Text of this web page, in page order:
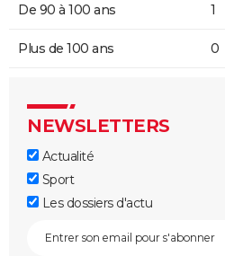
De 90 à 100 ans 1
Plus de 100 ans 0
NEWSLETTERS
Actualité
Sport
Les dossiers d'actu